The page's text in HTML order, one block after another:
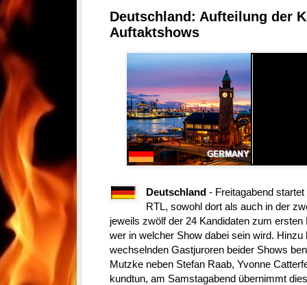
Deutschland: Aufteilung der
Auftaktshows
Deutschland- Freitagabend startet
RTL, sowohl dort als auch in der
jeweils zwölf der 24 Kandidaten zum
wer in welcher Show dabei sein wird.
wechselnden Gastjuroren beider Shows
Mutzke neben Stefan Raab, Yvonne
kundtun, am Samstagabend übernimmt